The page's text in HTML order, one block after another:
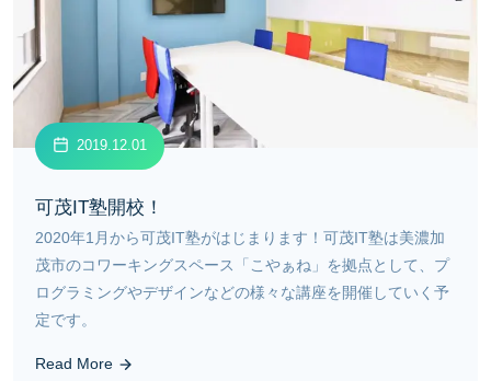
2019.12.01
可茂IT塾開校！
2020年1月から可茂IT塾がはじまります！可茂IT塾は美濃加
茂市のコワーキングスペース「こやぁね」を拠点として、プ
ログラミングやデザインなどの様々な講座を開催していく予
定です。
Read More